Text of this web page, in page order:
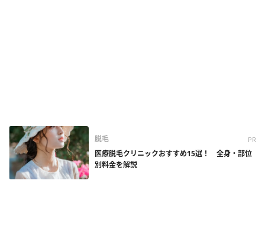
脱毛 PR
医療脱毛クリニックおすすめ15選！ 全身・部位
別料金を解説